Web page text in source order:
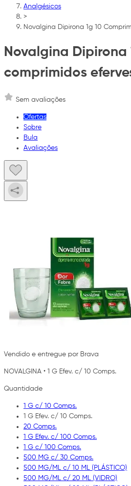
Analgésicos
>
Novalgina Dipirona 1g 10
Novalgina Dipirona
comprimidos
Sem avaliações
Ofertas
Sobre
Bula
Avaliações
Vendido e entregue por Brava
NOVALGINA • 1 G Efev. c/ 10 Comps.
Quantidade
1 G c/ 10 Comps.
1 G Efev. c/ 10 Comps.
20 Comps.
1 G Efev. c/ 100 Comps.
1 G c/ 100 Comps.
500 MG c/ 30 Comps.
500 MG/ML c/ 10 ML (PLÁSTICO)
500 MG/ML c/ 20 ML (VIDRO)